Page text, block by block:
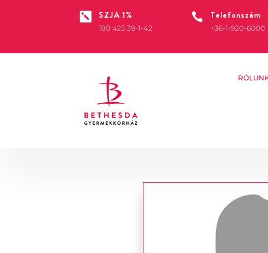
 SZJA 1%
180 425 39-1-42
 Telefonszám
+36-1-920-6000